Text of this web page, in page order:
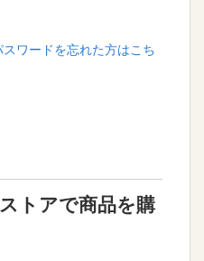
ワードを忘れた方はこち
トアで商品を購